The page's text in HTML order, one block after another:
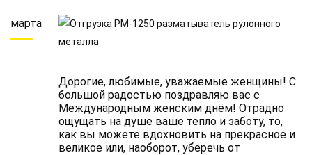
марта
Дорогие, любимые, уважаемые женщины! С
большой радостью поздравляю вас с
Международным женским днём! Отрадно
ощущать на душе ваше тепло и заботу, то,
как вы можете вдохновить на прекрасное и
великое или, наоборот, уберечь от